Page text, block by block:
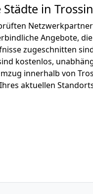
in
Angebote,
zugeschnitten
kostenlos,
innerhalb von
aktuellen